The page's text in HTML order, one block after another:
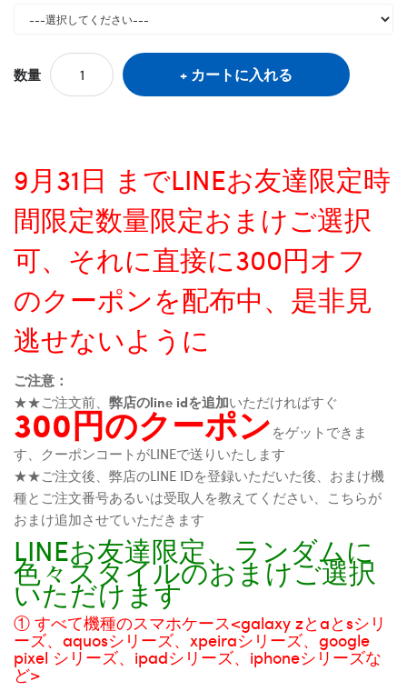
数量 カートに入れる
9月31日 までLINEお友達限定時
間限定数量限定おまけご選択
可、それに直接に300円オフ
のクーポンを配布中、是非見
逃せないように
ご注意：
★★ご注文前、 弊店のline idを追加いただければすぐ
300円のクーポンをゲットできま
す、クーポンコートがLINEで送りいたします
★★ご注文後、弊店のLINE IDを登録いただいた後、おまけ機
種とご注文番号あるいは受取人を教えてください、こちらが
おまけ追加させていただきます
LINEお友達限定、ランダムに
色々スタイルのおまけご選択
いただけます
① すべて機種のスマホケース<galaxy zとaとsシリ
ーズ、aquosシリーズ、xpeiraシリーズ、google
pixel シリーズ、ipadシリーズ、iphoneシリーズな
ど>